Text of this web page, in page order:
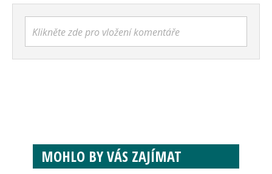
Klikněte zde pro vložení komentáře
MOHLO BY VÁS ZAJÍMAT